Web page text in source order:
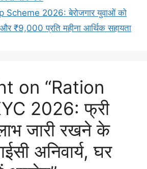
Scheme 2026: बेरोजगार युवाओं को
₹9,000 प्रति महीना आर्थिक सहायता
on “Ration
2026: फ्री
जारी रखने के
अनिवार्य, घर